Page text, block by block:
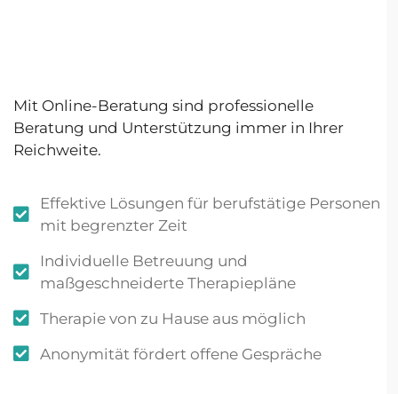
Mit Online-Beratung sind professionelle
Beratung und Unterstützung immer in Ihrer
Reichweite.
Effektive Lösungen für berufstätige Personen
mit begrenzter Zeit
Individuelle Betreuung und
maßgeschneiderte Therapiepläne
Therapie von zu Hause aus möglich
Anonymität fördert offene Gespräche